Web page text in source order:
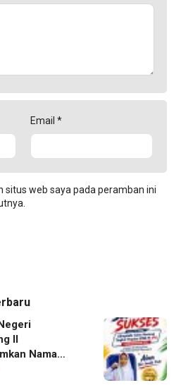
Email *
situs web saya pada peramban ini
II
Nama
Dengan